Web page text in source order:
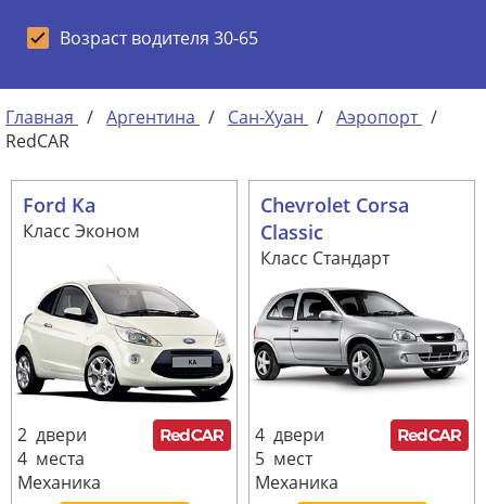
Возраст водителя 30-65
Главная / Аргентина / Сан-Хуан / Аэропорт /
RedCAR
Ford Ka
Класс Эконом
2 двери
4 места
Механика
Chevrolet Corsa
Classic
Класс Стандарт
4 двери
5 мест
Механика